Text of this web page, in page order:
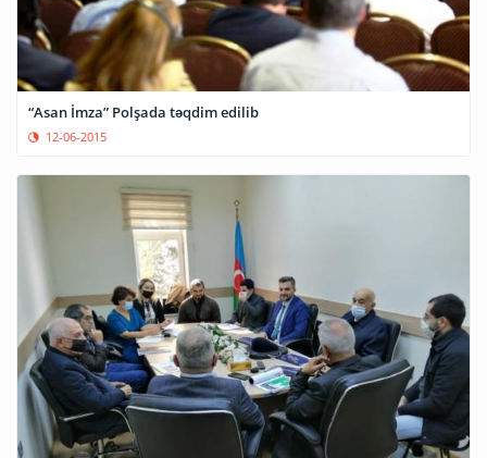
“Asan İmza” Polşada təqdim edilib
12-06-2015